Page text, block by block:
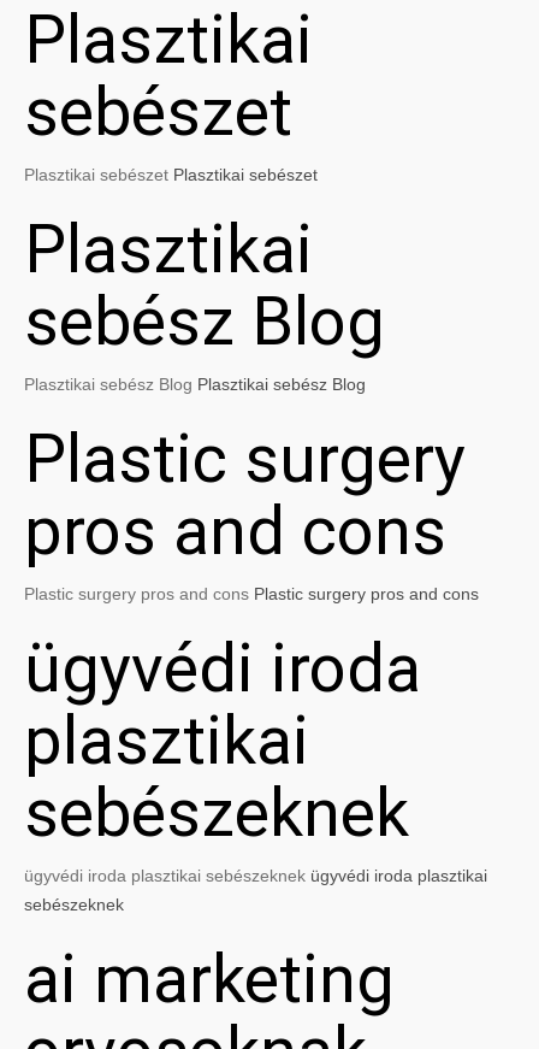
Plasztikai
sebészet
Plasztikai sebészet Plasztikai sebészet
Plasztikai
sebész Blog
Plasztikai sebész Blog Plasztikai sebész Blog
Plastic surgery
pros and cons
Plastic surgery pros and cons Plastic surgery pros and cons
ügyvédi iroda
plasztikai
sebészeknek
ügyvédi iroda plasztikai sebészeknek ügyvédi iroda plasztikai
sebészeknek
ai marketing